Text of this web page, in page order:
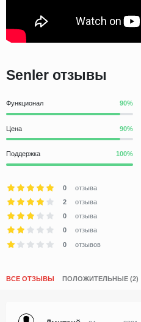
Senler отзывы
Функционал
Цена
Поддержка
0
отзыва
2
отзыва
0
отзыва
0
отзыва
0
отзывов
ВСЕ ОТЗЫВЫ ПОЛОЖИТЕЛЬНЫЕ (2)